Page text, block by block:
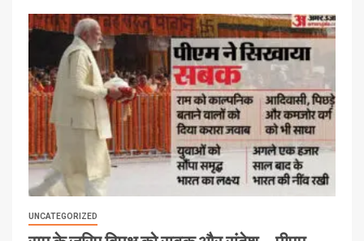
UNCATEGORIZED